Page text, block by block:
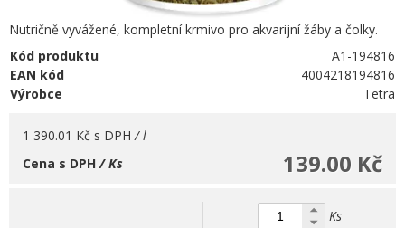
Nutričně vyvážené, kompletní krmivo pro akvarijní žáby a čolky.
Kód produktu
A1-194816
EAN kód
4004218194816
Výrobce
Tetra
1 390.01 Kč s DPH / l
139.00 Kč
Cena s DPH/ Ks
Ks